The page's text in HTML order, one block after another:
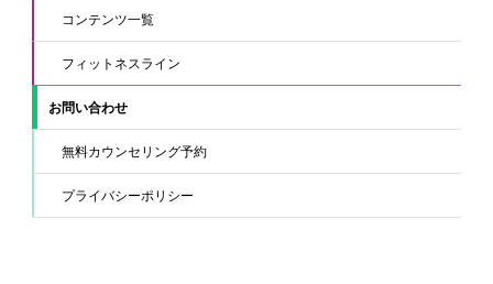
コンテンツ一覧
フィットネスライン
お問い合わせ
無料カウンセリング予約
プライバシーポリシー